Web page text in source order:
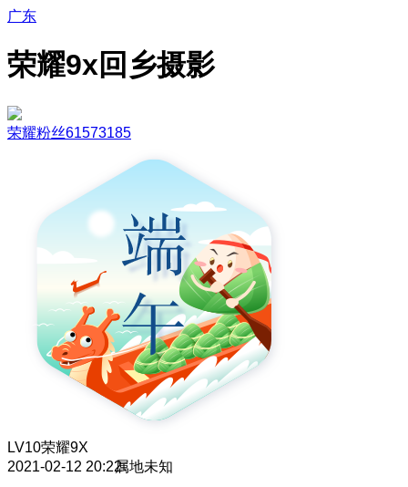
广东
荣耀9x回乡摄影
荣耀粉丝61573185
LV10荣耀9X
2021-02-12 20:22属地未知